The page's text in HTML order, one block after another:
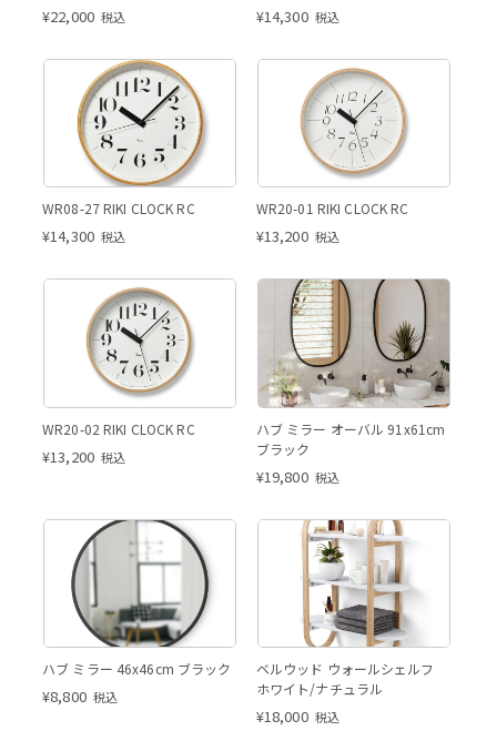
¥22,000 税込 ¥14,300 税込
WR08-27 RIKI CLOCK RC
¥14,300 税込
WR20-01 RIKI CLOCK RC
¥13,200 税込
WR20-02 RIKI CLOCK RC
¥13,200 税込
ハブ ミラー オーバル 91x61cm
ブラック
¥19,800 税込
ハブ ミラー 46x46cm ブラック
¥8,800 税込
ベルウッド ウォールシェルフ
ホワイト/ナチュラル
¥18,000 税込